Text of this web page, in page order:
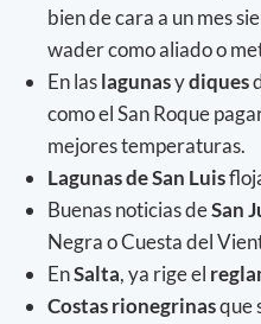
bien de cara a un mes
wader como aliado o
En laslagunasydiques
como el San Roque
mejores temperaturas.
Lagunas de San Luis
Buenas noticias deSan
Negra o Cuesta del
EnSalta, ya rige el
Costas rionegrinasque